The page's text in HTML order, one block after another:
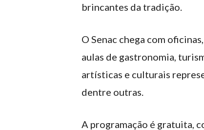
brincantes da tradição.
O Senac chega com
aulas de gastronomia,
artísticas e culturais
dentre outras.
A programação é gratuita,